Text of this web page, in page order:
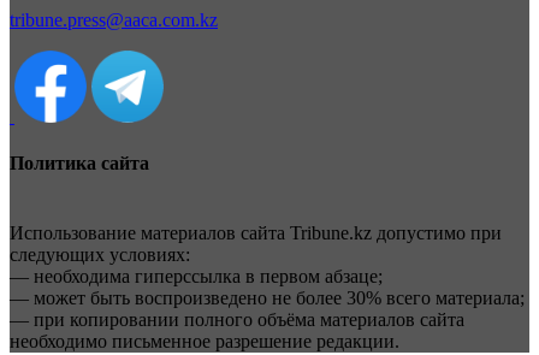
tribune.press@aaca.com.kz
Политика сайта
Использование материалов сайта Tribune.kz допустимо при
следующих условиях:
— необходима гиперссылка в первом абзаце;
— может быть воспроизведено не более 30% всего материала;
— при копировании полного объёма материалов сайта
необходимо письменное разрешение редакции.